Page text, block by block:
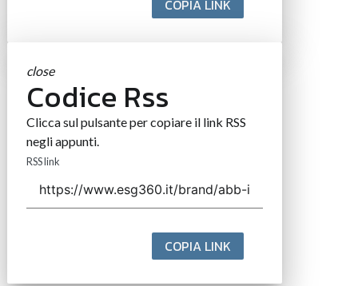
COPIA LINK
close
Codice Rss
Clicca sul pulsante per copiare il link RSS
negli appunti.
RSS link
COPIA LINK